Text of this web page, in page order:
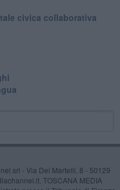
civica collaborativa
srl - Via Dei Martelli, 8 - 50129
TOSCANA MEDIA